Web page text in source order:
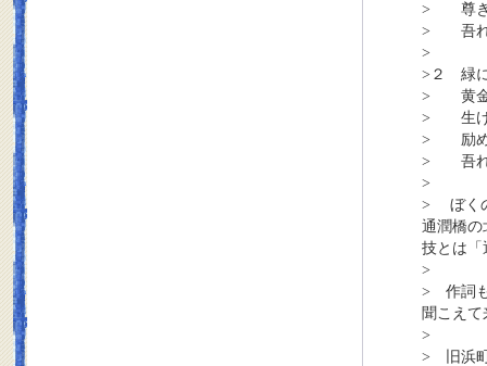
> 尊き
> 吾れ
>
>２ 緑に
> 黄金
> 生け
> 励め
> 吾れ
>
> ぼくの
通潤橋の
技とは「
>
> 作詞も
聞こえて
>
> 旧浜町